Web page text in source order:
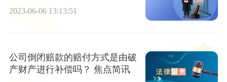
什么？
2023-06-06 13:13:51
公司倒闭赔款的赔付方式是由破
产财产进行补偿吗？ 焦点简讯